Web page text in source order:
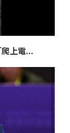
爬上電...